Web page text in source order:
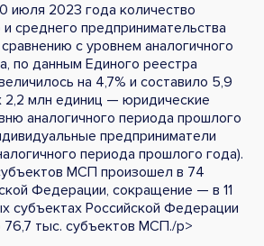
июля 2023 года количество
среднего предпринимательства
с уровнем аналогичного
по данным Единого реестра
на 4,7% и составило 5,9
2,2 млн единиц — юридические
аналогичного периода прошлого
предприниматели
периода прошлого года).
МСП произошел в 74
Федерации, сокращение — в 11
субъектах Российской Федерации
76,7 тыс. субъектов МСП./p>